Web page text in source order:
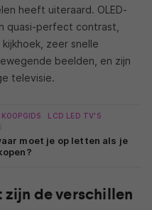
heeft uiteraard. OLED-
quasi-perfect contrast,
zeer snelle
beelden, en zijn
televisie.
KOOPGIDS
LCD LED TV'S
moet je op letten als je
zijn de verschillen